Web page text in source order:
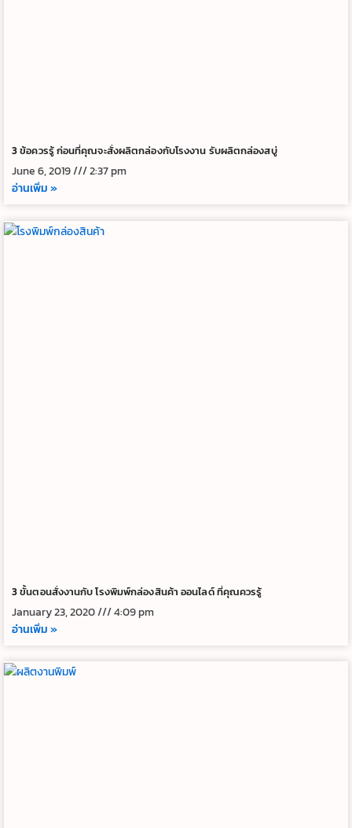
3 ข้อควรรู้ ก่อนที่คุณจะสั่งผลิตกล่องกับโรงงาน รับผลิตกล่องสบู่
June 6, 2019
2:37 pm
อ่านเพิ่ม »
3 ขั้นตอนสั่งงานกับ โรงพิมพ์กล่องสินค้า ออนไลด์ ที่คุณควรรู้
January 23, 2020
4:09 pm
อ่านเพิ่ม »